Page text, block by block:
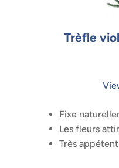
Trèfle
Fixe
Les fleurs
Très